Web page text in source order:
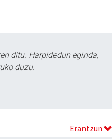
ditu. Harpidedun eginda,
duzu.
Erantzun